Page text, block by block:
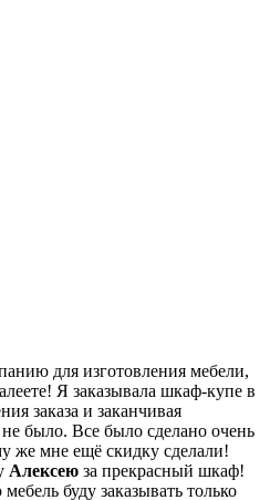
для изготовления мебели,
Я заказывала шкаф-купе в
заказа и заканчивая
было. Все было сделано очень
же мне ещё скидку сделали!
Алексею за прекрасный шкаф!
буду заказывать только